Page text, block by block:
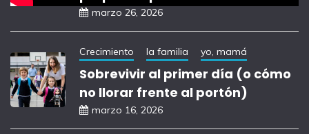
marzo 26, 2026
Crecimiento la familia yo, mamá
Sobrevivir al primer día (o cómo
no llorar frente al portón)
marzo 16, 2026